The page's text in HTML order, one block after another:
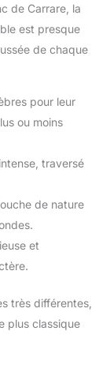
de Carrare, la
est presque
de chaque
pour leur
ou moins
traversé
de nature
et
très différentes,
plus classique